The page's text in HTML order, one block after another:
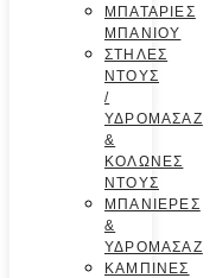
ΜΠΑΤΑΡΙΕΣ
ΜΠΑΝΙΟΥ
ΣΤΗΛΕΣ
ΝΤΟΥΣ
/
ΥΔΡΟΜΑΣΑΖ
&
ΚΟΛΩΝΕΣ
ΝΤΟΥΣ
ΜΠΑΝΙΕΡΕΣ
&
ΥΔΡΟΜΑΣΑΖ
ΚΑΜΠΙΝΕΣ